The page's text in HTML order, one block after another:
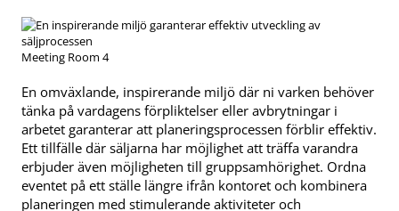
Meeting Room 4
En omväxlande, inspirerande miljö där ni varken behöver
tänka på vardagens förpliktelser eller avbrytningar i
arbetet garanterar att planeringsprocessen förblir effektiv.
Ett tillfälle där säljarna har möjlighet att träffa varandra
erbjuder även möjligheten till gruppsamhörighet. Ordna
eventet på ett ställe längre ifrån kontoret och kombinera
planeringen med stimulerande aktiviteter och